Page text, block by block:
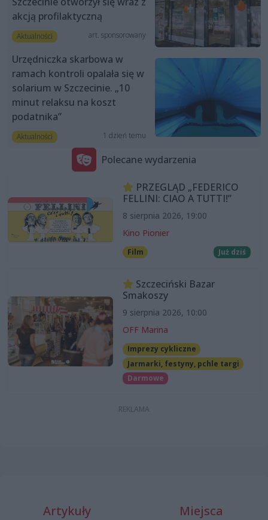
akcją profilaktyczną
Aktualności art. sponsorowany
Urzędniczka skarbowa w
ramach kontroli opalała się w
solarium w Szczecinie. „10
minut relaksu na koszt
podatnika”
Aktualności 1 dzień temu
Polecane wydarzenia
PRZEGLĄD „FEDERICO
FELLINI: CIAO A TUTTI!”
8 sierpnia 2026, 19:00
Kino Pionier
Film Już dziś
Szczeciński Bazar
Smakoszy
9 sierpnia 2026, 10:00
OFF Marina
Imprezy cykliczne
Jarmarki, festyny, pchle targi
Darmowe
Artykuły Miejsca